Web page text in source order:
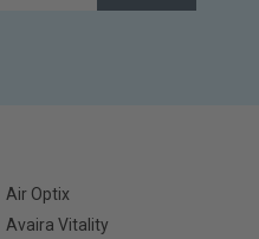
Air Optix
Avaira Vitality